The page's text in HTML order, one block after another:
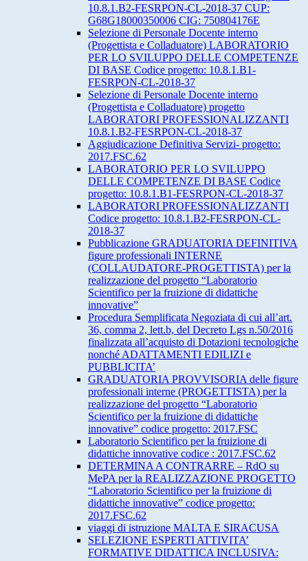
10.8.1.B2-FESRPON-CL-2018-37 CUP:
G68G18000350006 CIG: 750804176E
Selezione di Personale Docente interno
(Progettista e Colladuatore) LABORATORIO
PER LO SVILUPPO DELLE COMPETENZE
DI BASE Codice progetto: 10.8.1.B1-
FESRPON-CL-2018-37
Selezione di Personale Docente interno
(Progettista e Colladuatore) progetto
LABORATORI PROFESSIONALIZZANTI
10.8.1.B2-FESRPON-CL-2018-37
Aggiudicazione Definitiva Servizi- progetto:
2017.FSC.62
LABORATORIO PER LO SVILUPPO
DELLE COMPETENZE DI BASE Codice
progetto: 10.8.1.B1-FESRPON-CL-2018-37
LABORATORI PROFESSIONALIZZANTI
Codice progetto: 10.8.1.B2-FESRPON-CL-
2018-37
Pubblicazione GRADUATORIA DEFINITIVA
figure professionali INTERNE
(COLLAUDATORE-PROGETTISTA) per la
realizzazione del progetto “Laboratorio
Scientifico per la fruizione di didattiche
innovative”
Procedura Semplificata Negoziata di cui all’art.
36, comma 2, lett.b, del Decreto Lgs n.50/2016
finalizzata all’acquisto di Dotazioni tecnologiche
nonché ADATTAMENTI EDILIZI e
PUBBLICITA’
GRADUATORIA PROVVISORIA delle figure
professionali interne (PROGETTISTA) per la
realizzazione del progetto “Laboratorio
Scientifico per la fruizione di didattiche
innovative” codice progetto: 2017.FSC
Laboratorio Scientifico per la fruizione di
didattiche innovative codice : 2017.FSC.62
DETERMINA A CONTRARRE – RdO su
MePA per la REALIZZAZIONE PROGETTO
“Laboratorio Scientifico per la fruizione di
didattiche innovative” codice progetto:
2017.FSC.62
viaggi di istruzione MALTA E SIRACUSA
SELEZIONE ESPERTI ATTIVITA’
FORMATIVE DIDATTICA INCLUSIVA: